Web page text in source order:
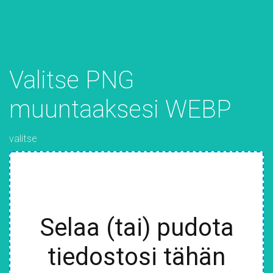
Valitse PNG
muuntaaksesi WEBP
valitse
Selaa (tai) pudota
tiedostosi tähän